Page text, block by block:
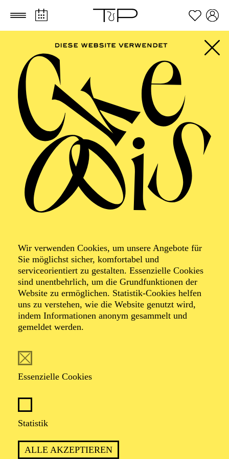
Zum Hauptinhalt springen Zum Footer springen
Wir verwenden Cookies, um unsere Angebote für
Sie möglichst sicher, komfortabel und
serviceorientiert zu gestalten. Essenzielle Cookies
sind unentbehrlich, um die Grundfunktionen der
Website zu ermöglichen. Statistik-Cookies helfen
uns zu verstehen, wie die Website genutzt wird,
indem Informationen anonym gesammelt und
gemeldet werden.
Essenzielle Cookies
Statistik
ALLE AKZEPTIEREN
Anika Rutkofsky ist in Kasachstan geboren und wuchs
in Baden-Württemberg auf. Nach ihrem Studium der
Literaturwissenschaft an der Universität Basel schloss
sie ihren Master in Dramaturgie an der Hochschule für